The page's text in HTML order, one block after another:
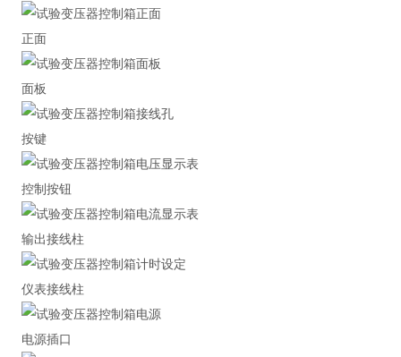
正面
面板
按键
控制按钮
输出接线柱
仪表接线柱
电源插口